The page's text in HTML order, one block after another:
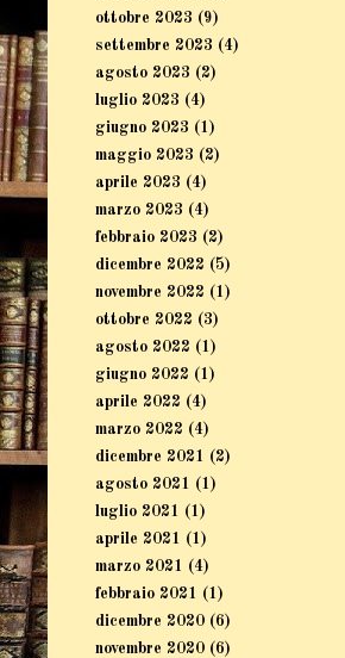
ottobre 2023 (9)
settembre 2023 (4)
agosto 2023 (2)
luglio 2023 (4)
giugno 2023 (1)
maggio 2023 (2)
aprile 2023 (4)
marzo 2023 (4)
febbraio 2023 (2)
dicembre 2022 (5)
novembre 2022 (1)
ottobre 2022 (3)
agosto 2022 (1)
giugno 2022 (1)
aprile 2022 (4)
marzo 2022 (4)
dicembre 2021
(2)
agosto 2021
(1)
luglio 2021
(1)
aprile 2021
(1)
marzo 2021
(4)
febbraio 2021
(1)
dicembre 2020 (6)
novembre 2020 (6)